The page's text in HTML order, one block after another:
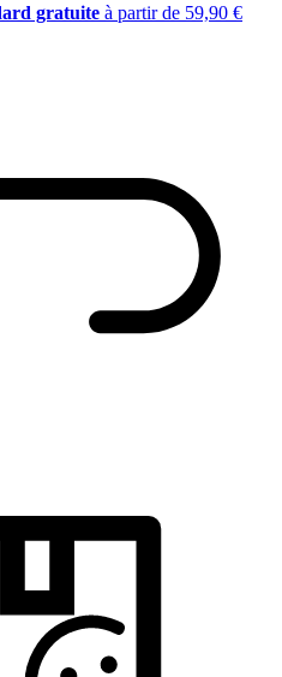
gratuite à partir de 59,90 €